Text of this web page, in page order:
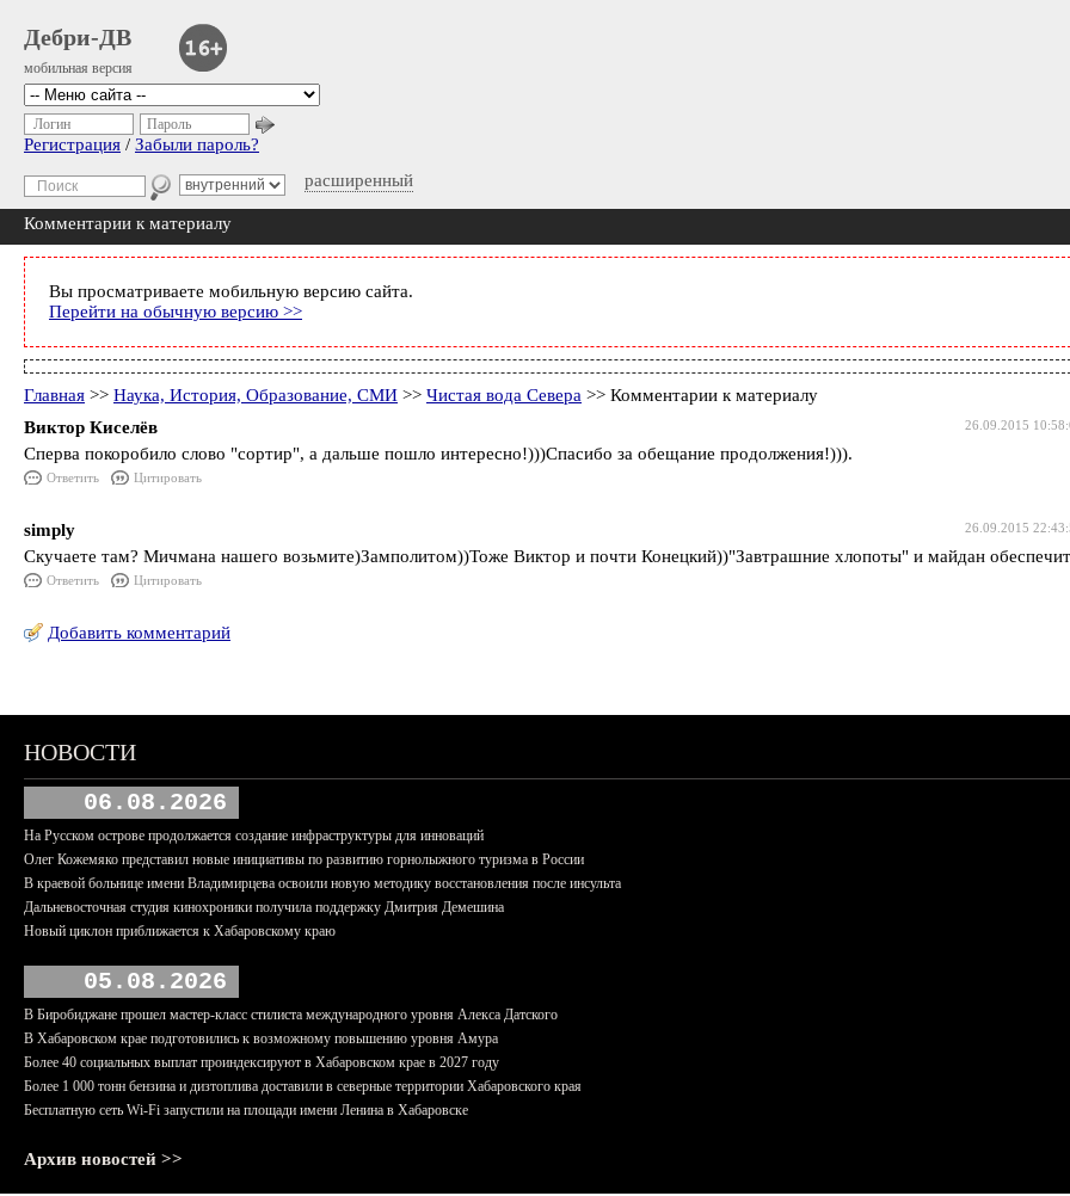
Дебри-ДВ
мобильная версия
расширенный
Логин Пароль
Регистрация / Забыли пароль?
Комментарии к материалу
Вы просматриваете мобильную версию сайта.
Перейти на обычную версию >>
Главная >> Наука, История, Образование, СМИ >> Чистая вода Севера >> Комментарии к материалу
26.09.2015
Виктор Киселёв
Сперва покоробило слово "сортир", а дальше пошло интересно!)))Спасибо за обещание продолжения!))).
Ответить Цитировать
26.09.2015
simply
Скучаете там? Мичмана нашего возьмите)Замполитом))Тоже Виктор и почти Конецкий))"Завтрашние хлопоты" и майдан
Ответить Цитировать
Добавить комментарий
НОВОСТИ
06.08.2026
На Русском острове продолжается создание инфраструктуры для инноваций
Олег Кожемяко представил новые инициативы по развитию горнолыжного туризма в России
В краевой больнице имени Владимирцева освоили новую методику восстановления после инсульта
Дальневосточная студия кинохроники получила поддержку Дмитрия Демешина
Новый циклон приближается к Хабаровскому краю
05.08.2026
В Биробиджане прошел мастер-класс стилиста международного уровня Алекса Датского
В Хабаровском крае подготовились к возможному повышению уровня Амура
Более 40 социальных выплат проиндексируют в Хабаровском крае в 2027 году
Более 1 000 тонн бензина и дизтоплива доставили в северные территории Хабаровского края
Бесплатную сеть Wi-Fi запустили на площади имени Ленина в Хабаровске
Архив новостей >>